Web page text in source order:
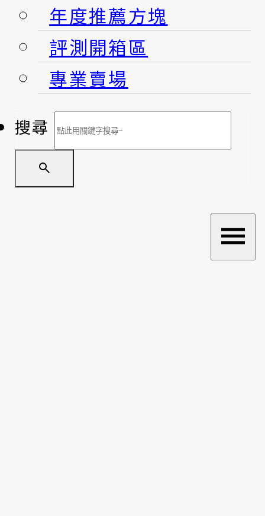
年度推薦方塊
評測開箱區
專業賣場
搜尋